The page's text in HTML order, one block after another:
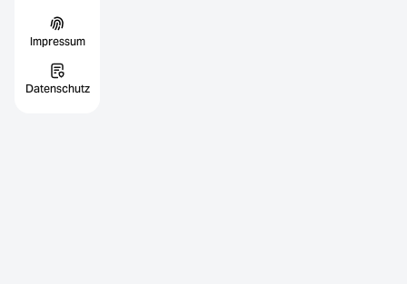
Impressum
Datenschutz